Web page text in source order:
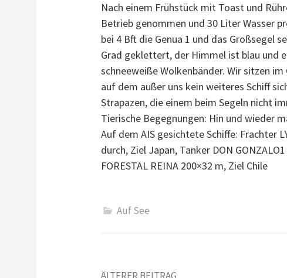
Nach einem Frühstück mit Toast und
Betrieb genommen und 30 Liter Wasser
bei 4 Bft die Genua 1 und das Großsegel
Grad geklettert, der Himmel ist blau und
schneeweiße Wolkenbänder. Wir sitzen
auf dem außer uns kein weiteres Schiff
Strapazen, die einem beim Segeln nicht
Tierische Begegnungen: Hin und wieder
Auf dem AIS gesichtete Schiffe: Frachter
durch, Ziel Japan, Tanker DON
FORESTAL REINA 200×32 m, Ziel Chile
Auf See